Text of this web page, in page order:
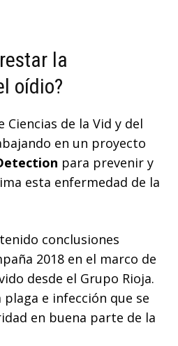
la
oídio?
de la Vid y del
en un proyecto
para prevenir y
esta enfermedad de la
conclusiones
2018 en el marco de
desde el Grupo Rioja.
e infección que se
en buena parte de la